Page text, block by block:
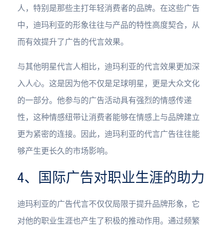
人，特别是那些主打年轻消费者的品牌。在这些广告
中，迪玛利亚的形象往往与产品的特性高度契合，从
而有效提升了广告的代言效果。
与其他明星代言人相比，迪玛利亚的代言效果更加深
入人心。这是因为他不仅是足球明星，更是大众文化
的一部分。他参与的广告活动具有强烈的情感传递
性，这种情感纽带让消费者能够在情感上与品牌建立
更为紧密的连接。因此，迪玛利亚的代言广告往往能
够产生更长久的市场影响。
4、国际广告对职业生涯的助力
迪玛利亚的广告代言不仅仅局限于提升品牌形象，它
对他的职业生涯也产生了积极的推动作用。通过频繁